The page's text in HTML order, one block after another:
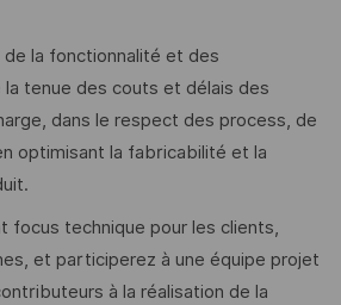
de la fonctionnalité et des
tenue des couts et délais des
dans le respect des process, de
optimisant la fabricabilité et la
focus technique pour les clients,
et participerez à une équipe projet
à la réalisation de la